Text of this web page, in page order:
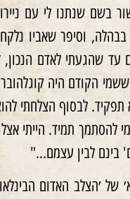
שהגעתי לאדם הנכון,
הקודם היה
לבסוף הצלחתי
להסתמך תמיד. הייתי
בינם לבין עצמם…"
׳הצלב האדום